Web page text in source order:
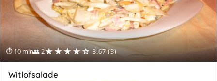
⏱ 10 min👥 2★★★★☆ 3.67 (3)
Witlofsalade